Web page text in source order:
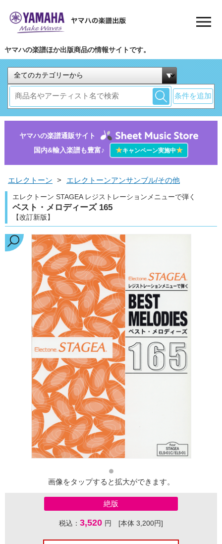
ヤマハの楽譜ほか出版商品の情報サイトです。
条件を追加
ヤマハの楽譜通販サイト
国内&輸入楽譜も豊富♪
★キャンペーン実施中★
エレクトーン > エレクトーンアンサンブル/その他
エレクトーン STAGEA レジストレーションメニューで弾く
ベスト・メロディーズ 165
【改訂新版】
画像をタップすると拡大ができます。
絶版
税込： 3,520 円 [本体 3,200円]